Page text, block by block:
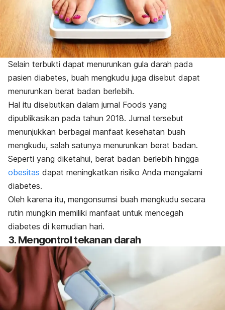
Selain terbukti dapat menurunkan gula darah pada
pasien diabetes, buah mengkudu juga disebut dapat
menurunkan berat badan berlebih.
Hal itu disebutkan dalam jurnal Foods yang
dipublikasikan pada tahun 2018. Jurnal tersebut
menunjukkan berbagai manfaat kesehatan buah
mengkudu, salah satunya menurunkan berat badan.
Seperti yang diketahui, berat badan berlebih hingga
obesitas dapat meningkatkan risiko Anda mengalami
diabetes.
Oleh karena itu, mengonsumsi buah mengkudu secara
rutin mungkin memiliki manfaat untuk mencegah
diabetes di kemudian hari.
3. Mengontrol tekanan darah